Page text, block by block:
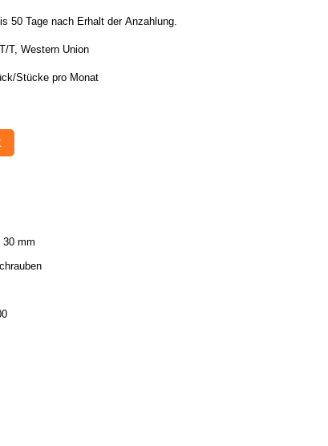
50 Tage nach Erhalt der Anzahlung.
T, Western Union
Stücke pro Monat
30 mm